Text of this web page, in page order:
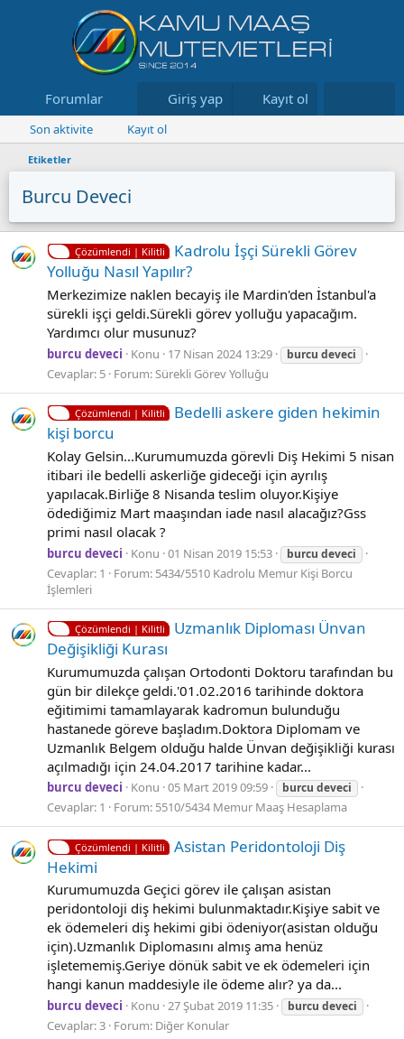
Forumlar Neler yeni Kaynaklar
Giriş yap Kayıt ol
Son aktivite Kayıt ol
Etiketler
Burcu Deveci
Çözümlendi | Kilitli
Kadrolu İşçi Sürekli Görev
Yolluğu Nasıl Yapılır?
Merkezimize naklen becayiş ile Mardin'den İstanbul'a
sürekli işçi geldi.Sürekli görev yolluğu yapacağım.
Yardımcı olur musunuz?
burcu deveci Konu 17 Nisan 2024 13:29 burcu deveci
Cevaplar: 5 Forum:Sürekli Görev Yolluğu
Çözümlendi | Kilitli
Bedelli askere giden hekimin
kişi borcu
Kolay Gelsin...Kurumumuzda görevli Diş Hekimi 5 nisan
itibari ile bedelli askerliğe gideceği için ayrılış
yapılacak.Birliğe 8 Nisanda teslim oluyor.Kişiye
ödediğimiz Mart maaşından iade nasıl alacağız?Gss
primi nasıl olacak ?
burcu deveci Konu 01 Nisan 2019 15:53 burcu deveci
Cevaplar: 1 Forum: 5434/5510 Kadrolu Memur Kişi Borcu
İşlemleri
Çözümlendi | Kilitli
Uzmanlık Diploması Ünvan
Değişikliği Kurası
Kurumumuzda çalışan Ortodonti Doktoru tarafından bu
gün bir dilekçe geldi.'01.02.2016 tarihinde doktora
eğitimimi tamamlayarak kadromun bulunduğu
hastanede göreve başladım.Doktora Diplomam ve
Uzmanlık Belgem olduğu halde Ünvan değişikliği kurası
açılmadığı için 24.04.2017 tarihine kadar...
burcu deveci Konu 05 Mart 2019 09:59 burcu deveci
Cevaplar: 1 Forum: 5510/5434 Memur Maaş Hesaplama
Çözümlendi | Kilitli
Asistan Peridontoloji Diş
Hekimi
Kurumumuzda Geçici görev ile çalışan asistan
peridontoloji diş hekimi bulunmaktadır.Kişiye sabit ve
ek ödemeleri diş hekimi gibi ödeniyor(asistan olduğu
için).Uzmanlık Diplomasını almış ama henüz
işletememiş.Geriye dönük sabit ve ek ödemeleri için
hangi kanun maddesiyle ile ödeme alır? ya da...
burcu deveci Konu 27 Şubat 2019 11:35 burcu deveci
Cevaplar: 3 Forum: Diğer Konular